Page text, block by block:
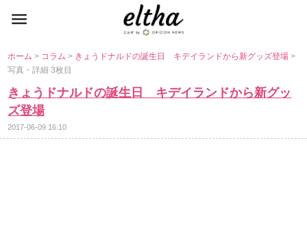
ホーム> コラム> きょうドナルドの誕生日 キデイランドから新グッズ登場>
写真・詳細 3枚目
きょうドナルドの誕生日 キデイランドから新グッ
ズ登場
2017-06-09 16:10